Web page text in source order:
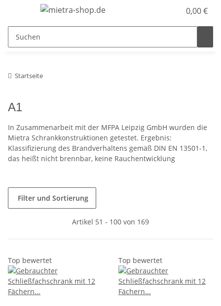
0,00 €
Startseite
A1
In Zusammenarbeit mit der MFPA Leipzig GmbH wurden die
Mietra Schrankkonstruktionen getestet. Ergebnis:
Klassifizierung des Brandverhaltens gemäß DIN EN 13501-1,
das heißt nicht brennbar, keine Rauchentwicklung
Filter und Sortierung
Artikel 51 - 100 von 169
Top bewertet Top bewertet